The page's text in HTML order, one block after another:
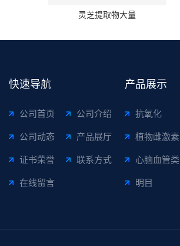
灵芝提取物大量
快速导航
公司首页 公司介绍
公司动态 产品展厅
证书荣誉 联系方式
在线留言
产品展示
抗氧化
植物雌激素
心脑血管类
明目